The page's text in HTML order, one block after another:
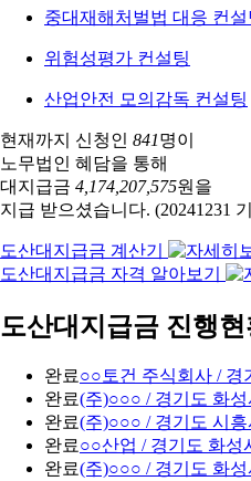
중대재해처벌법 대응 컨설
위험성평가 컨설팅
산업안전 모의감독 컨설팅
현재까지 신청인 841명이
노무법인 혜담을 통해
대지급금 4,174,207,575원을
지급 받으셨습니다. (20241231
도산대지급금 계산기
도산대지급금 자격 알아보기
도산대지급금 진행현
완료○○토건 주식회사 /
완료(주)○○○ / 경기도 화
완료(주)○○○ / 경기도 시
완료○○산업 / 경기도 화
완료(주)○○○ / 경기도 화